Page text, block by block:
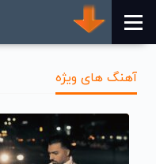
آهنگ های ویژه